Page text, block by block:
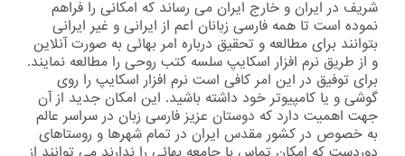
شریف در ایران و خارج ایران می رساند که امکانی را فراهم
نموده است تا همه فارسی زبانان اعم از ایرانی و غیر ایرانی
بتوانند برای مطالعه و تحقیق درباره امر بهائی به صورت آنلاین
و از طریق نرم افزار اسکایپ سلسه کتب روحی را مطالعه نمایند.
برای توفیق در این امر کافی است نرم افزار اسکایپ را روی
گوشی و یا کامپیوتر خود داشته باشید. این امکان جدید از آن
جهت اهمیت دارد که دوستان عزیز فارسی زبان در سراسر عالم
به خصوص در کشور مقدس ایران در تمام شهرها و روستاهای